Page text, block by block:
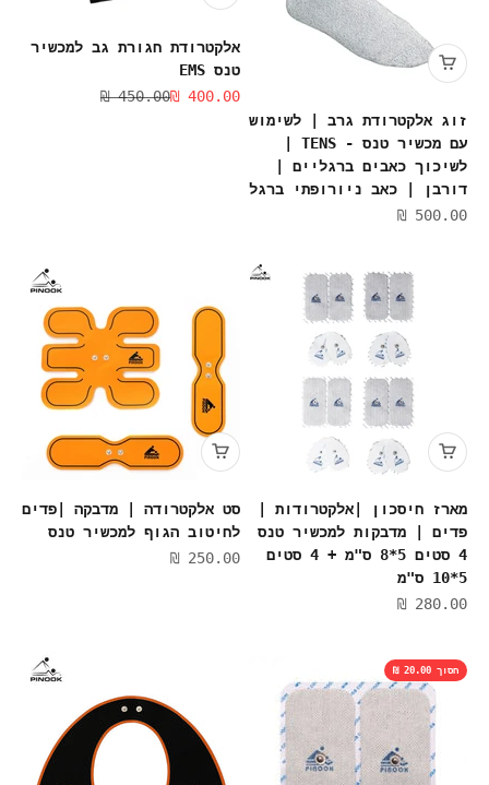
זוג אלקטרודת גרב | לשימוש
לשיכוך כאבים ברגליים |
דורבן | כאב ניורופתי ברגל
מחיר מבצע
500.00 ₪
אלקטרודת חגורת גב למכשיר
טנס EMS
מחיר מבצע
400.00 ₪ מחיר רגיל
450.00 ₪
מארז חיסכון |אלקטרודות |
פדים | מדבקות למכשיר טנס
4 סטים 5*8 ס"מ + 4 סטים
5*10 ס"מ
מחיר מבצע
280.00 ₪
סט אלקטרודה | מדבקה |פדים
לחיטוב הגוף למכשיר טנס
מחיר מבצע
250.00 ₪
חסוך 20.00 ₪